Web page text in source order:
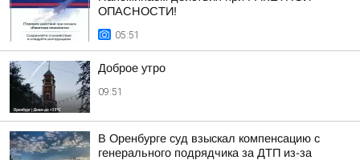
ОПАСНОСТИ!
05:51
Доброе утро
09:51
В Оренбурге суд взыскал компенсацию с
генерального подрядчика за ДТП из-за